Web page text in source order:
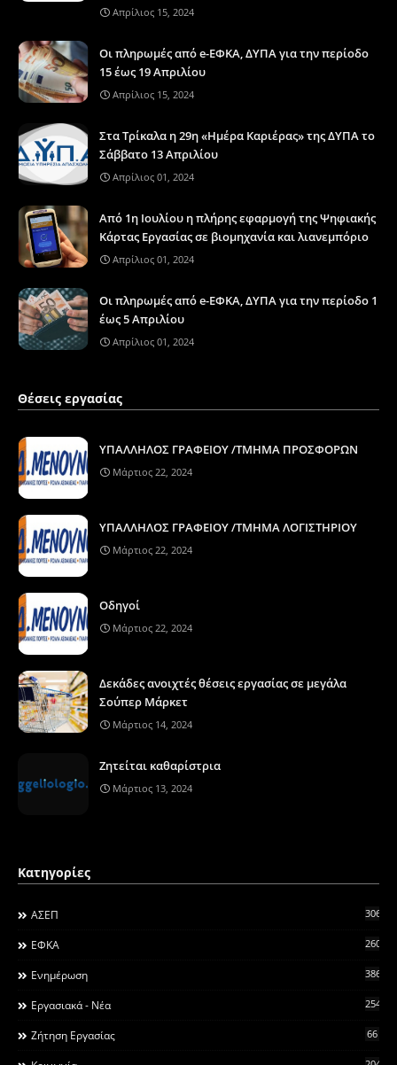
Απρίλιος 15, 2024
Οι πληρωμές από e-ΕΦΚΑ, ΔΥΠΑ για την περίοδο
15 έως 19 Απριλίου
Απρίλιος 15, 2024
Στα Τρίκαλα η 29η «Ημέρα Καριέρας» της ΔΥΠΑ το
Σάββατο 13 Απριλίου
Απρίλιος 01, 2024
Από 1η Ιουλίου η πλήρης εφαρμογή της Ψηφιακής
Κάρτας Εργασίας σε βιομηχανία και λιανεμπόριο
Απρίλιος 01, 2024
Οι πληρωμές από e-ΕΦΚΑ, ΔΥΠΑ για την περίοδο 1
έως 5 Απριλίου
Απρίλιος 01, 2024
Θέσεις εργασίας
ΥΠΑΛΛΗΛΟΣ ΓΡΑΦΕΙΟΥ /ΤΜΗΜΑ ΠΡΟΣΦΟΡΩΝ
Μάρτιος 22, 2024
ΥΠΑΛΛΗΛΟΣ ΓΡΑΦΕΙΟΥ /ΤΜΗΜΑ ΛΟΓΙΣΤΗΡΙΟΥ
Μάρτιος 22, 2024
Οδηγοί
Μάρτιος 22, 2024
Δεκάδες ανοιχτές θέσεις εργασίας σε μεγάλα
Σούπερ Μάρκετ
Μάρτιος 14, 2024
Ζητείται καθαρίστρια
Μάρτιος 13, 2024
Κατηγορίες
ΑΣΕΠ 306
ΕΦΚΑ 260
Ενημέρωση 3868
Εργασιακά - Νέα 2546
Ζήτηση Εργασίας 66